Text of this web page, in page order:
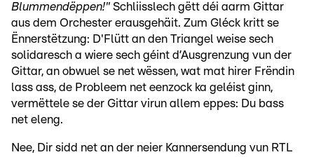
Blummendëppen!" Schliisslech gëtt déi aarm Gittar
aus dem Orchester erausgehäit. Zum Gléck kritt se
Ënnerstëtzung: D'Flütt an den Triangel weise sech
solidaresch a wiere sech géint d’Ausgrenzung vun der
Gittar, an obwuel se net wëssen, wat mat hirer Frëndin
lass ass, de Probleem net eenzock ka geléist ginn,
vermëttele se der Gittar virun allem eppes: Du bass
net eleng.
Nee, Dir sidd net an der neier Kannersendung vun RTL